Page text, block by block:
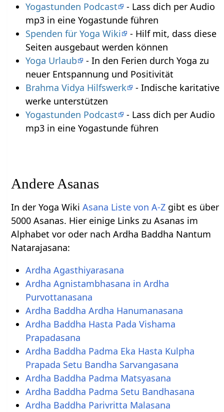
Yogastunden Podcast
- Lass dich per Audio
mp3 in eine Yogastunde führen
Spenden für Yoga Wiki
- Hilf mit, dass diese
Seiten ausgebaut werden können
Yoga Urlaub
- In den Ferien durch Yoga zu
neuer Entspannung und Positivität
Brahma Vidya Hilfswerk
- Indische karitative
werke unterstützen
Yogastunden Podcast
- Lass dich per Audio
mp3 in eine Yogastunde führen
Andere Asanas
In der Yoga WikiAsana Liste von A-Z gibt es über
5000 Asanas. Hier einige Links zu Asanas im
Alphabet vor oder nach Ardha Baddha Nantum
Natarajasana:
Ardha Agasthiyarasana
Ardha Agnistambhasana in Ardha
Purvottanasana
Ardha Baddha Ardha Hanumanasana
Ardha Baddha Hasta Pada Vishama
Prapadasana
Ardha Baddha Padma Eka Hasta Kulpha
Prapada Setu Bandha Sarvangasana
Ardha Baddha Padma Matsyasana
Ardha Baddha Padma Setu Bandhasana
Ardha Baddha Parivritta Malasana